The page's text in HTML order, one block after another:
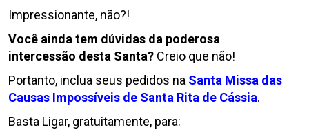
Impressionante, não?!
Você ainda tem dúvidas da poderosa
intercessão desta Santa? Creio que não!
Portanto, inclua seus pedidos na Santa Missa das
Causas Impossíveis de Santa Rita de Cássia.
Basta Ligar, gratuitamente, para: